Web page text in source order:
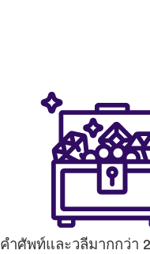
คำศัพท์และวลีมากกว่า